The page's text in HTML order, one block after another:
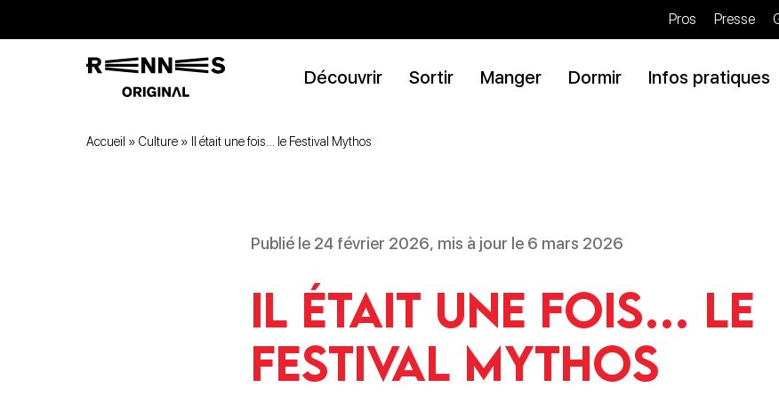
Pros Presse
Découvrir Sortir Manger Dormir Infos pratiques
Accueil » Culture » Il était une fois… le Festival Mythos
Publié le 24 février 2026, mis à jour le 6 mars 2026
Il était une fois… le
Festival Mythos